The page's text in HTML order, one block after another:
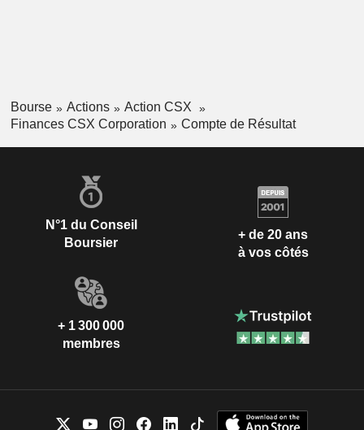
Bourse Actions
Action CSX
Finances CSX Corporation
Compte de Résultat
N°1 du Conseil
Boursier
+ de 20 ans
à vos côtés
+ 1 300 000
membres